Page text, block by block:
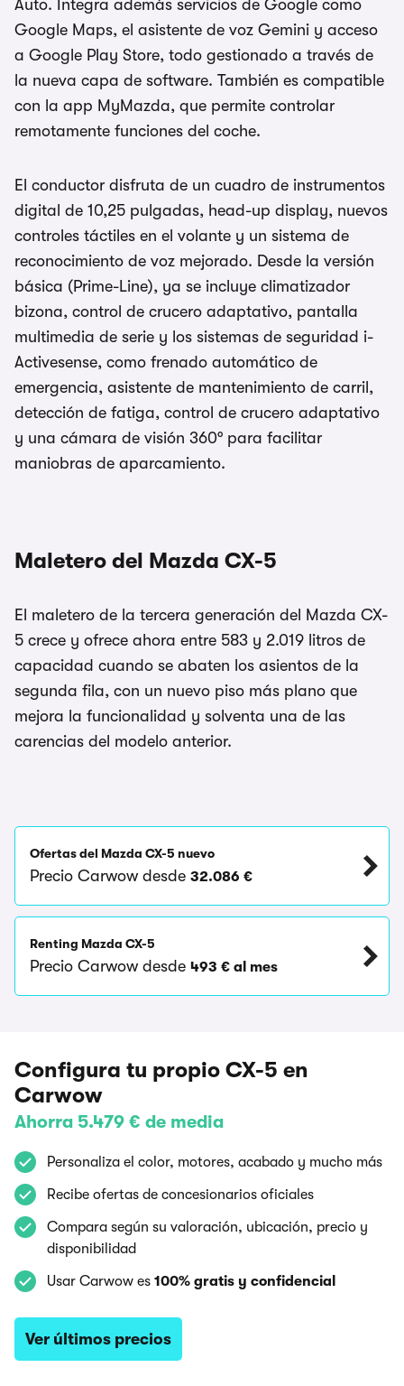
Auto. Integra además servicios de Google como
Google Maps, el asistente de voz Gemini y acceso
a Google Play Store, todo gestionado a través de
la nueva capa de software. También es compatible
con la app MyMazda, que permite controlar
remotamente funciones del coche.
El conductor disfruta de un cuadro de instrumentos
digital de 10,25 pulgadas, head-up display, nuevos
controles táctiles en el volante y un sistema de
reconocimiento de voz mejorado. Desde la versión
básica (Prime-Line), ya se incluye climatizador
bizona, control de crucero adaptativo, pantalla
multimedia de serie y los sistemas de seguridad i-
Activesense, como frenado automático de
emergencia, asistente de mantenimiento de carril,
detección de fatiga, control de crucero adaptativo
y una cámara de visión 360° para facilitar
maniobras de aparcamiento.
Maletero del Mazda CX-5
El maletero de la tercera generación del Mazda CX-
5 crece y ofrece ahora entre 583 y 2.019 litros de
capacidad cuando se abaten los asientos de la
segunda fila, con un nuevo piso más plano que
mejora la funcionalidad y solventa una de las
carencias del modelo anterior.
Ofertas del Mazda CX-5 nuevo
Precio Carwow desde 32.086 €
Renting Mazda CX-5
Precio Carwow desde 493 € al mes
Configura tu propio CX-5 en
Carwow
Ahorra 5.479 € de media
Personaliza el color, motores, acabado y mucho más
Recibe ofertas de concesionarios oficiales
Compara según su valoración, ubicación, precio y
disponibilidad
Usar Carwow es 100% gratis y confidencial
Ver últimos precios